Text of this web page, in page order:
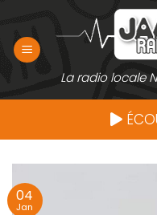
contenu
La radio locale
04
Jan